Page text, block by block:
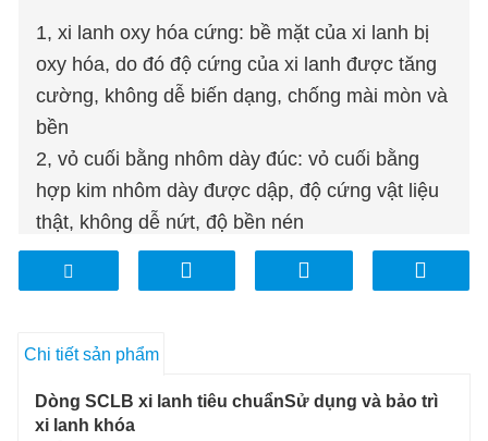
1, xi lanh oxy hóa cứng: bề mặt của xi lanh bị
oxy hóa, do đó độ cứng của xi lanh được tăng
cường, không dễ biến dạng, chống mài mòn và
bền
2, vỏ cuối bằng nhôm dày đúc: vỏ cuối bằng
hợp kim nhôm dày được dập, độ cứng vật liệu
thật, không dễ nứt, độ bền nén
3, con dấu nhập khẩu: con dấu nhập khẩu,
chống mài mòn và chống oxy hóa
Chi tiết sản phẩm
Dòng SCLB xi lanh tiêu chuẩnSử dụng và bảo trì
xi lanh khóa